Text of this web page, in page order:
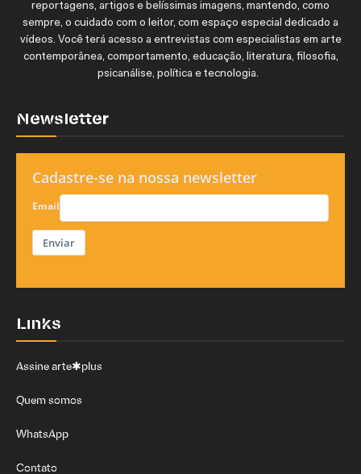
reportagens, artigos e belíssimas imagens, mantendo, como
sempre, o cuidado com o leitor, com espaço especial dedicado a
vídeos. Você terá acesso a entrevistas com especialistas em arte
contemporânea, comportamento, educação, literatura, filosofia,
psicanálise, política e tecnologia.
Newsletter
Cadastre-se na nossa newsletter
Email
Enviar
Links
Assine arte✱plus
Quem somos
WhatsApp
Contato